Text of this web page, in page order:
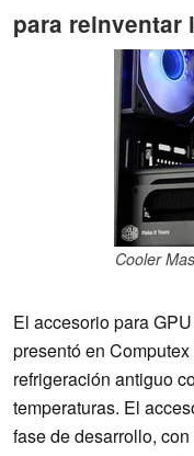
para reinventar
Cooler
El accesorio para
presentó en
refrigeración antiguo
temperaturas. El
fase de desarrollo,